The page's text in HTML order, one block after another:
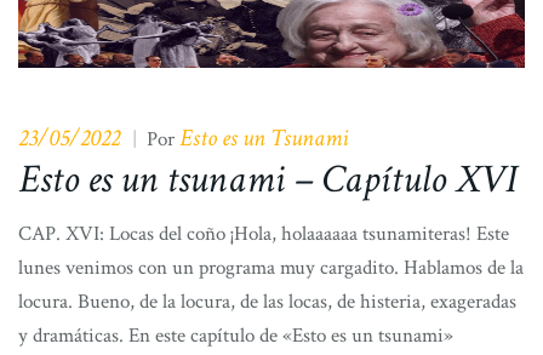
23/05/2022 PorEsto es un Tsunami
Esto es un tsunami – Capítulo XVI
CAP. XVI: Locas del coño ¡Hola, holaaaaaa tsunamiteras! Este
lunes venimos con un programa muy cargadito. Hablamos de la
locura. Bueno, de la locura, de las locas, de histeria, exageradas
y dramáticas. En este capítulo de «Esto es un tsunami»